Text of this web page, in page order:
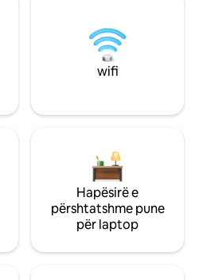
wifi
Hapësirë e
përshtatshme pune
për laptop